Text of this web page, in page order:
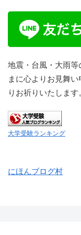
地震・台風・大雨等
まに心よりお見舞
りお祈りいたします
大学受験ランキング
にほんブログ村